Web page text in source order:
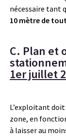
nécessaire tant
10 mètre de
C. Plan et
1er juillet
L’exploitant
zone, en
à laisser au